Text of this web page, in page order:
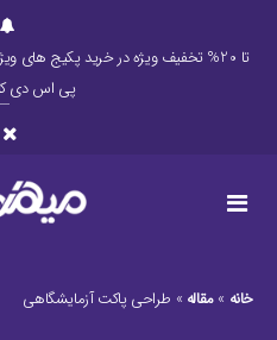
تا 20% تخفیف ویژه در خرید پکیج های
پی اس دی
خانه »مقاله » طراحی پاکت آزمایشگاهی